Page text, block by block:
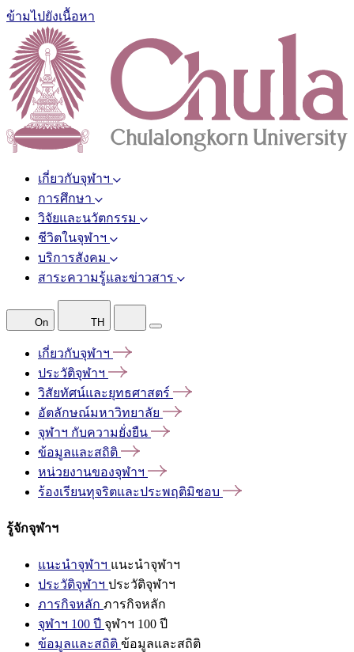
ข้ามไปยังเนื้อหา
เกี่ยวกับจุฬาฯ
การศึกษา
วิจัยและนวัตกรรม
ชีวิตในจุฬาฯ
บริการสังคม
สาระความรู้และข่าวสาร
On TH
เกี่ยวกับจุฬาฯ
ประวัติจุฬาฯ
วิสัยทัศน์และยุทธศาสตร์
อัตลักษณ์มหาวิทยาลัย
จุฬาฯ กับความยั่งยืน
ข้อมูลและสถิติ
หน่วยงานของจุฬาฯ
ร้องเรียนทุจริตและประพฤติมิชอบ
รู้จักจุฬาฯ
แนะนำจุฬาฯ แนะนำจุฬาฯ
ประวัติจุฬาฯ ประวัติจุฬาฯ
ภารกิจหลัก ภารกิจหลัก
จุฬาฯ 100 ปี จุฬาฯ 100 ปี
ข้อมูลและสถิติ ข้อมูลและสถิติ